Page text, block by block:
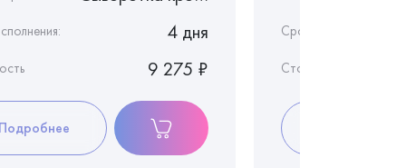
4 дня
9 275 ₽
Срок исполнения:
Стоимость